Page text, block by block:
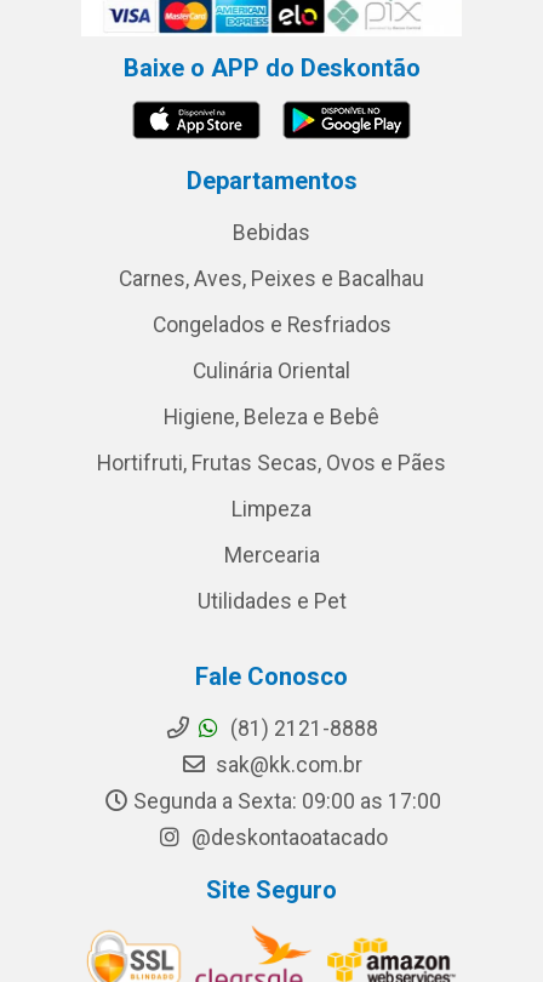
Baixe o APP do Deskontão
Departamentos
Bebidas
Carnes, Aves, Peixes e Bacalhau
Congelados e Resfriados
Culinária Oriental
Higiene, Beleza e Bebê
Hortifruti, Frutas Secas, Ovos e Pães
Limpeza
Mercearia
Utilidades e Pet
Fale Conosco
(81) 2121-8888
sak@kk.com.br
Segunda a Sexta: 09:00 as 17:00
@deskontaoatacado
Site Seguro